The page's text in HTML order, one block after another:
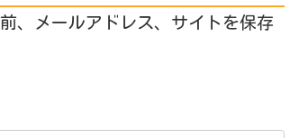
、メールアドレス、サイトを保存